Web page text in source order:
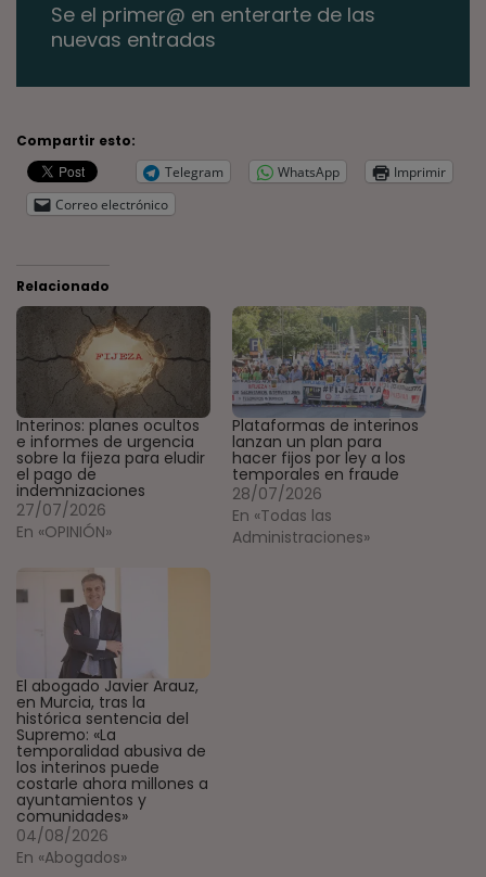
Se el primer@ en enterarte de las
nuevas entradas
Compartir esto:
Telegram
WhatsApp
Imprimir
Correo electrónico
Relacionado
Interinos: planes ocultos
e informes de urgencia
sobre la fijeza para eludir
el pago de
indemnizaciones
27/07/2026
En «OPINIÓN»
Plataformas de interinos
lanzan un plan para
hacer fijos por ley a los
temporales en fraude
28/07/2026
En «Todas las
Administraciones»
El abogado Javier Arauz,
en Murcia, tras la
histórica sentencia del
Supremo: «La
temporalidad abusiva de
los interinos puede
costarle ahora millones a
ayuntamientos y
comunidades»
04/08/2026
En «Abogados»